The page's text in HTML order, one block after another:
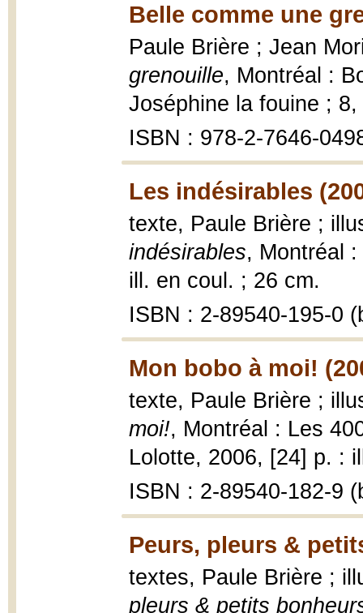
Belle comme une
Paule Brière ; Jean
grenouille, Montréal :
Joséphine la fouine ; 8,
ISBN : 978-2-7646-
Les indésirables
texte, Paule Brière ;
indésirables, Montréal
ill. en coul. ; 26 cm.
ISBN : 2-89540-195-0
Mon bobo à moi!
texte, Paule Brière ;
moi!, Montréal : Les
Lolotte, 2006, [24] p. :
ISBN : 2-89540-182-9
Peurs, pleurs &
textes, Paule Brière ;
pleurs & petits